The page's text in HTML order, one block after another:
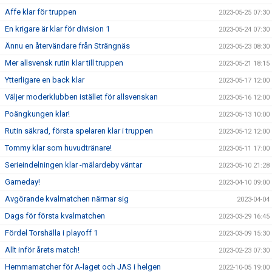
Affe klar för truppen 2023-05-25 07:30
En krigare är klar för division 1 2023-05-24 07:30
Ännu en återvändare från Strängnäs 2023-05-23 08:30
Mer allsvensk rutin klar till truppen 2023-05-21 18:15
Ytterligare en back klar 2023-05-17 12:00
Väljer moderklubben istället för allsvenskan 2023-05-16 12:00
Poängkungen klar! 2023-05-13 10:00
Rutin säkrad, första spelaren klar i truppen 2023-05-12 12:00
Tommy klar som huvudtränare! 2023-05-11 17:00
Serieindelningen klar -mälardeby väntar 2023-05-10 21:28
Gameday! 2023-04-10 09:00
Avgörande kvalmatchen närmar sig 2023-04-04
Dags för första kvalmatchen 2023-03-29 16:45
Fördel Torshälla i playoff 1 2023-03-09 15:30
Allt inför årets match! 2023-02-23 07:30
Hemmamatcher för A-laget och JAS i helgen 2022-10-05 19:00